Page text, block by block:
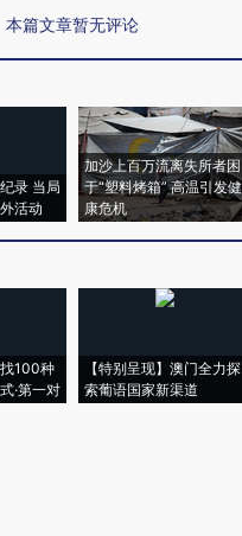
本篇文章暂无评论
录 当局
活动
加沙上百万流离失所者困
于“塑料烤箱” 高温引发健
康危机
找100种
·第一对
【特别呈现】澳门全力探
索葡语国家新渠道